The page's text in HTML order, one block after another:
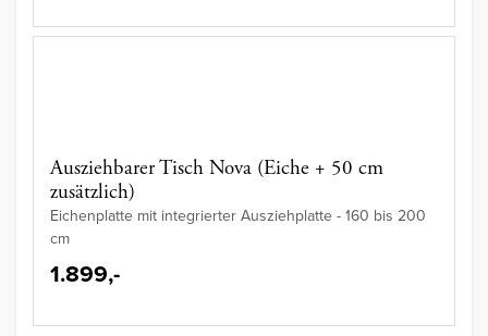
Ausziehbarer Tisch Nova (Eiche + 50 cm
zusätzlich)
Eichenplatte mit integrierter Ausziehplatte - 160 bis 200
cm
1.899,-